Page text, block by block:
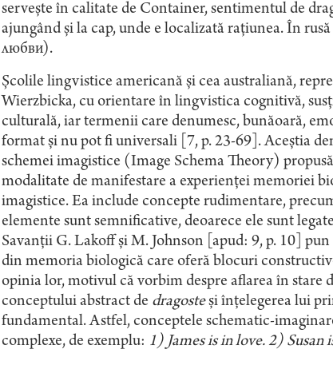
serveşte în calitate de Сontainer, sentimentul de
ajungând şi la cap, unde e localizată raţiunea. În
любви).
Şcolile lingvistice americană şi cea australiană,
Wierzbicka, cu orientare în lingvistica cognitivă,
culturală, iar termenii care denumesc, bunăoară,
format şi nu pot fi universali [7, p. 23-69]. Aceștia
schemei imagistice (Image Schema Theory)
modalitate de manifestare a experienţei memoriei
imagistice. Ea include concepte rudimentare,
elemente sunt semnificative, deoarece ele sunt
Savanţii G. Lakoff şi M. Johnson [apud: 9, p. 10]
din memoria biologică care oferă blocuri
opinia lor, motivul că vorbim despre aflarea în stare
conceptului abstract de dragosteşi înţelegerea lui
fundamental. Astfel, conceptele schematic-
complexe, de exemplu: 1) James is in love. 2) Susan